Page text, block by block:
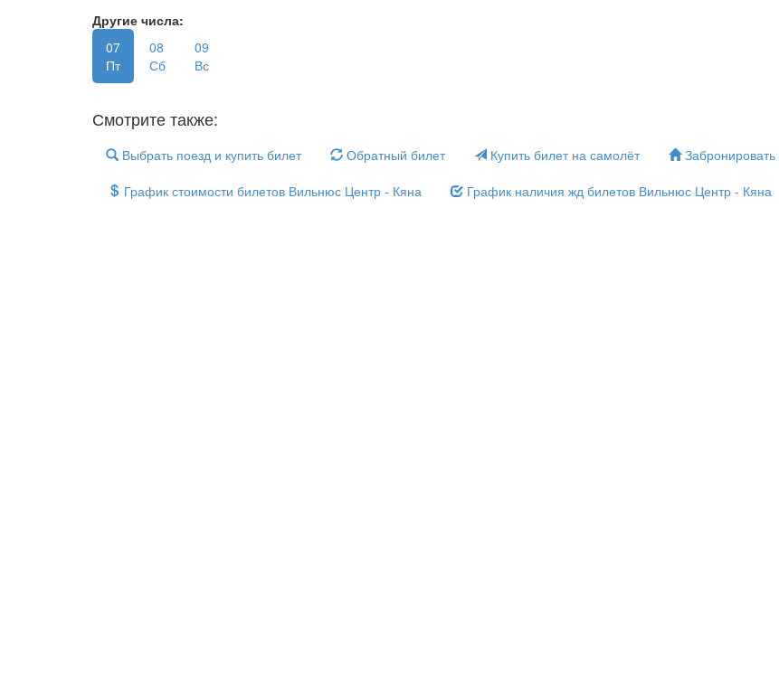
Другие числа:
07
Пт
08
Сб
09
Вс
Смотрите также:
Выбрать поезд и купить билет Обратный билет Купить билет на самолёт Забронировать
График стоимости билетов Вильнюс Центр - Кяна
График наличия жд билетов Вильнюс Центр - Кяна